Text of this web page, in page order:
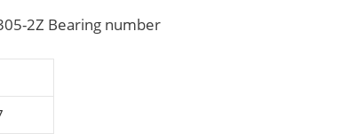
2Z Bearing number